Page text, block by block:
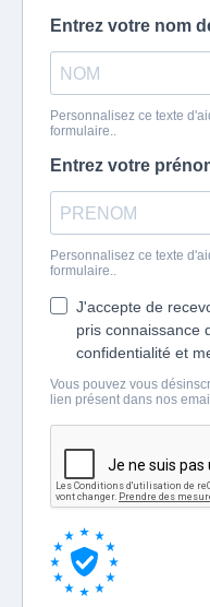
Entrez votre nom
Personnalisez ce texte
formulaire..
Entrez votre
Personnalisez ce texte
formulaire..
J'accepte de
pris connaissance
confidentialité et
Vous pouvez vous
lien présent dans nos